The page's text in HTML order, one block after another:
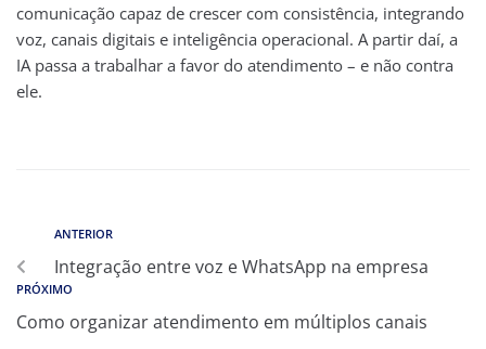
comunicação capaz de crescer com consistência, integrando
voz, canais digitais e inteligência operacional. A partir daí, a
IA passa a trabalhar a favor do atendimento – e não contra
ele.
ANTERIOR
Integração entre voz e WhatsApp na empresa
PRÓXIMO
Como organizar atendimento em múltiplos canais